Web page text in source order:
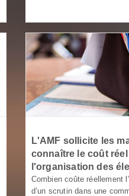
L'AMF sollicite les
connaître le coût réel
l'organisation des
Combien coûte réellement
d’un scrutin dans une